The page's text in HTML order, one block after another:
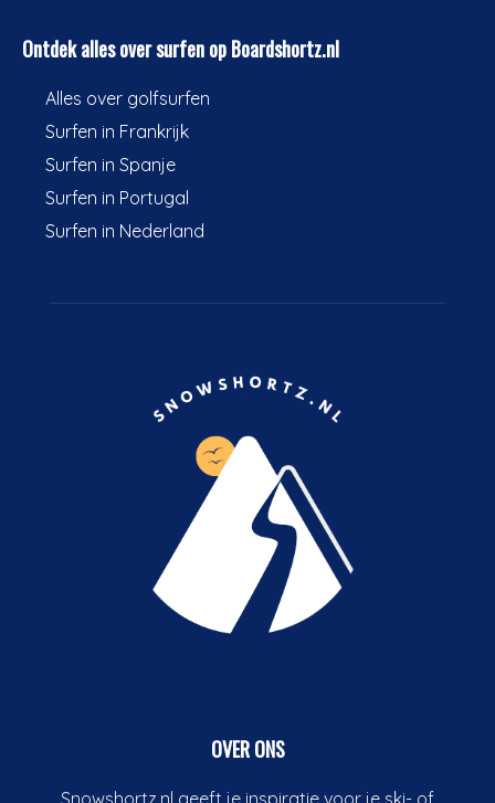
Ontdek alles over surfen op Boardshortz.nl
Alles over golfsurfen
Surfen in Frankrijk
Surfen in Spanje
Surfen in Portugal
Surfen in Nederland
OVER ONS